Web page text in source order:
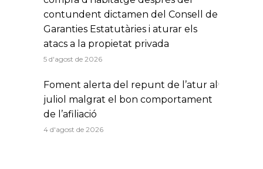
contundent dictamen del Consell de
Garanties Estatutàries i aturar els
atacs a la propietat privada
5 d'agost de 2026
Foment alerta del repunt de l’atur al
juliol malgrat el bon comportament
de l’afiliació
4 d'agost de 2026